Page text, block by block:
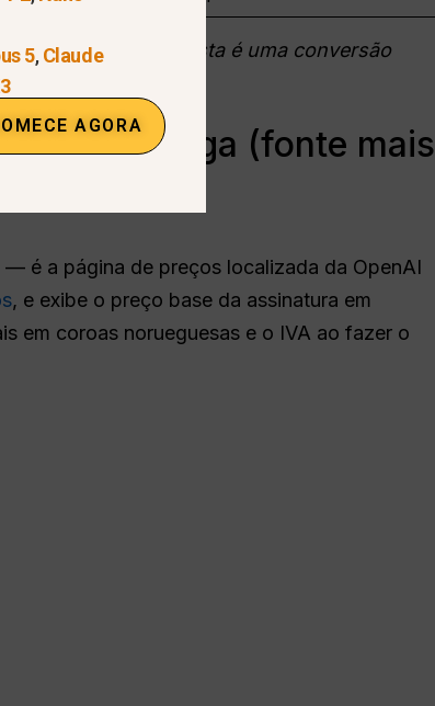
conta OpenAI.
Esta é uma conversão
variam.
a Noruega (fonte mais
é a página de preços localizada da OpenAI
, e exibe o preço base da assinatura em
em coroas norueguesas e o IVA ao fazer o
5,Claude
AGORA